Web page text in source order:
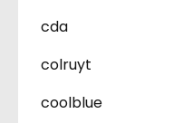
cda
colruyt
coolblue